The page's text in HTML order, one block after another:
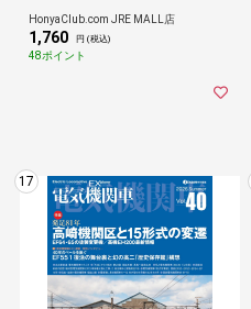
HonyaClub.com JRE MALL店
1,760 円 (税込)
48ポイント
17